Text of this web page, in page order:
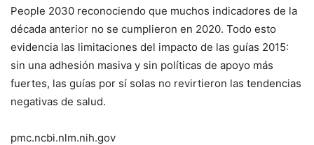
People 2030 reconociendo que muchos indicadores de la
década anterior no se cumplieron en 2020. Todo esto
evidencia las limitaciones del impacto de las guías 2015:
sin una adhesión masiva y sin políticas de apoyo más
fuertes, las guías por sí solas no revirtieron las tendencias
negativas de salud.
pmc.ncbi.nlm.nih.gov